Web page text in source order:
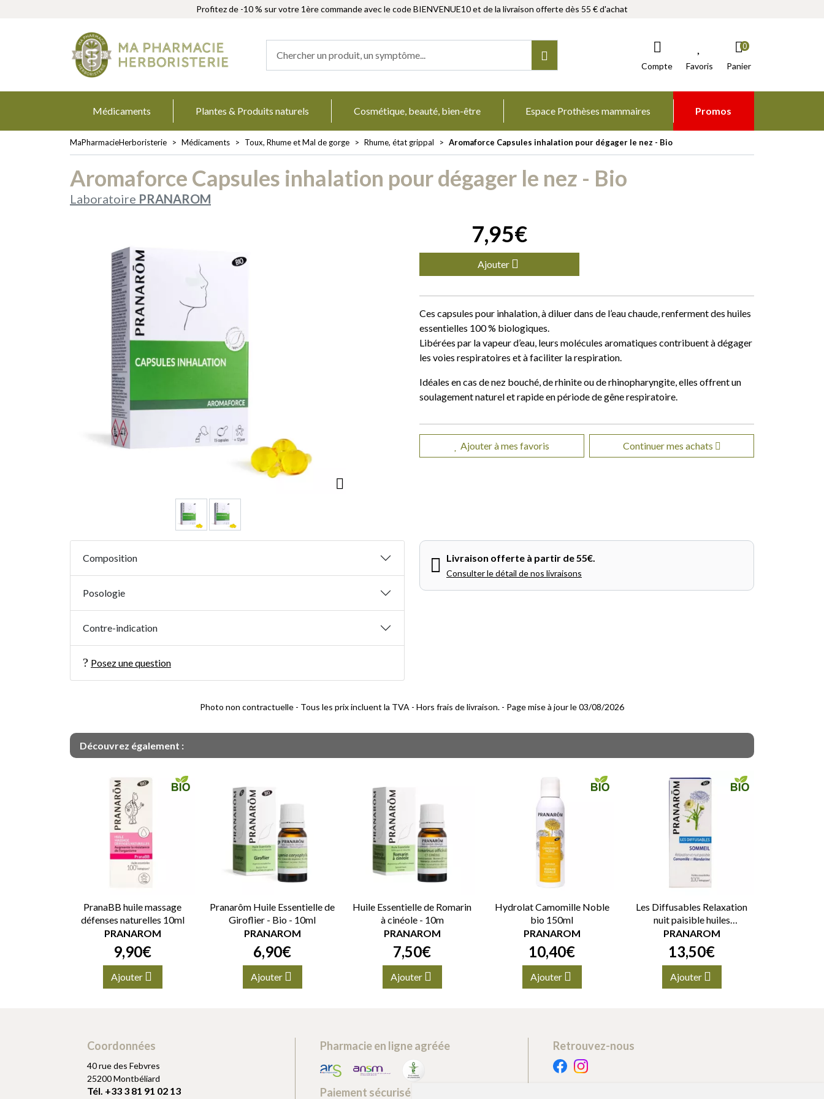
Profitez de -10 % sur votre 1ère commande avec le code BIENVENUE10 et de la livraison offerte dès 55 € d'achat
Compte Favoris Panier
0
Médicaments Plantes & Produits naturels Cosmétique, beauté, bien-être Espace Prothèses mammaires Promos
MaPharmacieHerboristerie Médicaments Toux, Rhume et Mal de gorge Rhume, état grippal Aromaforce Capsules inhalation pour dégager le nez - Bio
Aromaforce Capsules inhalation pour dégager le nez - Bio
Laboratoire PRANAROM
7,95€
Ajouter
Ces capsules pour inhalation, à diluer dans de l’eau chaude, renferment des huiles
essentielles 100 % biologiques.
Libérées par la vapeur d’eau, leurs molécules aromatiques contribuent à dégager
les voies respiratoires et à faciliter la respiration.
Idéales en cas de nez bouché, de rhinite ou de rhinopharyngite, elles offrent un
soulagement naturel et rapide en période de gêne respiratoire.
Ajouter à mes favoris Continuer mes achats
Composition
Posologie
Contre-indication
Posez une question
Livraison offerte à partir de 55€.
Consulter le détail de nos livraisons
Photo non contractuelle - Tous les prix incluent la TVA - Hors frais de livraison. - Page mise à jour le 03/08/2026
Découvrez également :
PranaBB huile massage
défenses naturelles 10ml
PRANAROM
9,90€
Ajouter
Pranarôm Huile Essentielle de
Giroflier - Bio - 10ml
PRANAROM
6,90€
Ajouter
Huile Essentielle de Romarin
à cinéole - 10m
PRANAROM
7,50€
Ajouter
Hydrolat Camomille Noble
bio 150ml
PRANAROM
10,40€
Ajouter
Les Diffusables Relaxation
nuit paisible huiles
essentielles bio 10ml
PRANAROM
13,50€
Ajouter
Coordonnées
40 rue des Febvres
25200 Montbéliard
Tél. +33 3 81 91 02 13
Pharmacie en ligne agréée
Paiement sécurisé
Retrouvez-nous